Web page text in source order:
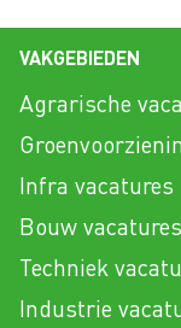
VAKGEBIEDEN
Agrarische
Infra vacatures
Bouw vacatures
Techniek
Industrie